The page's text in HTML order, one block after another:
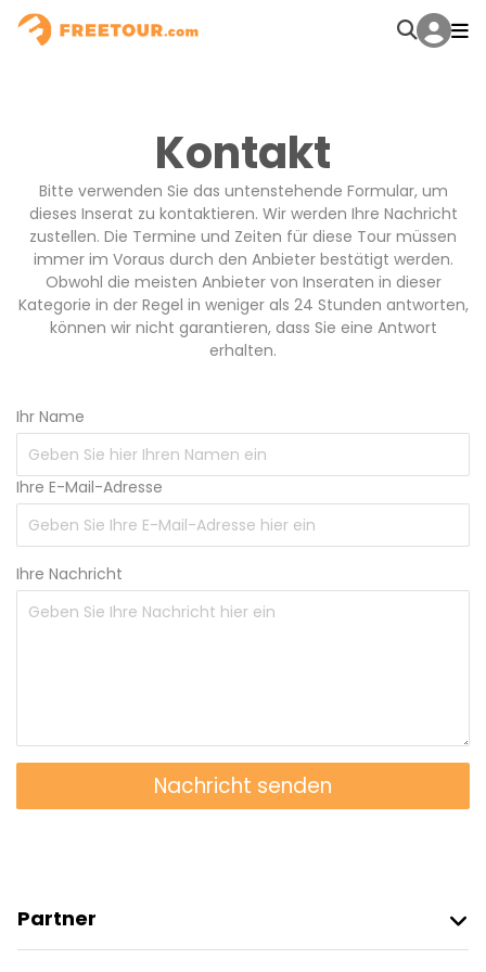
Kontakt
Bitte verwenden Sie das untenstehende Formular, um
dieses Inserat zu kontaktieren. Wir werden Ihre Nachricht
zustellen. Die Termine und Zeiten für diese Tour müssen
immer im Voraus durch den Anbieter bestätigt werden.
Obwohl die meisten Anbieter von Inseraten in dieser
Kategorie in der Regel in weniger als 24 Stunden antworten,
können wir nicht garantieren, dass Sie eine Antwort
erhalten.
Ihr Name
Ihre E-Mail-Adresse
Ihre Nachricht
Nachricht senden
Partner